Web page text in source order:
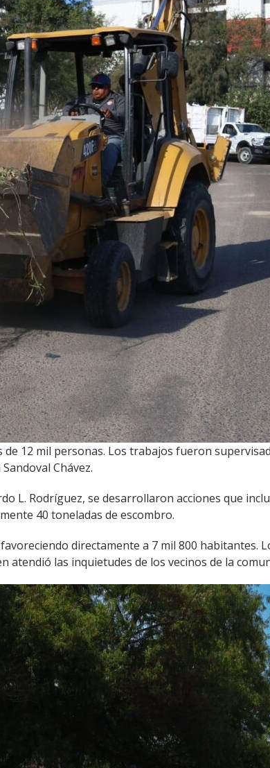
12 mil personas. Los trabajos fueron
Chávez.
L. Rodríguez, se desarrollaron acciones que
40 toneladas de escombro.
directamente a 7 mil 800 habitantes.
atendió las inquietudes de los vecinos de la